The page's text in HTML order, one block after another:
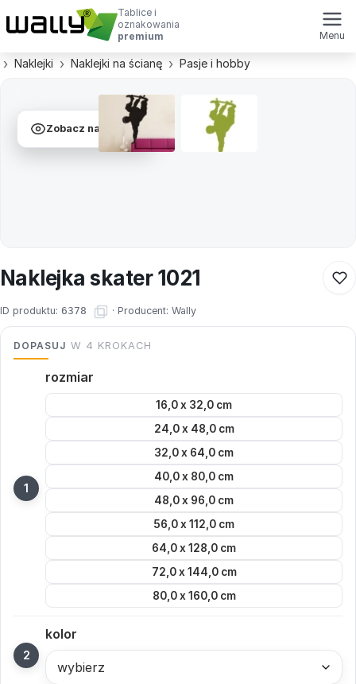
Tablice i
oznakowania
premium
Menu
Naklejki Naklejki na ścianę Pasje i hobby
Zobacz na ścianie
Naklejka skater 1021
ID produktu: 6378 · Producent: Wally
DOPASUJ W 4 KROKACH
rozmiar
16,0 x 32,0 cm
24,0 x 48,0 cm
32,0 x 64,0 cm
40,0 x 80,0 cm
48,0 x 96,0 cm
56,0 x 112,0 cm
64,0 x 128,0 cm
72,0 x 144,0 cm
80,0 x 160,0 cm
kolor
wybierz